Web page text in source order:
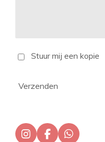
Stuur mij een kopie
Verzenden
I F W